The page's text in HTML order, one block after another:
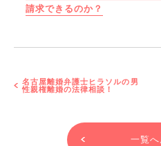
請求できるのか？
名古屋離婚弁護士ヒラソルの男
性親権離婚の法律相談！
一覧へ